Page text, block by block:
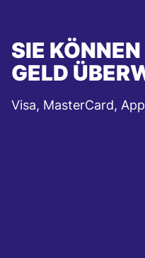
SIE KÖNNEN
GELD
Visa, MasterCard,